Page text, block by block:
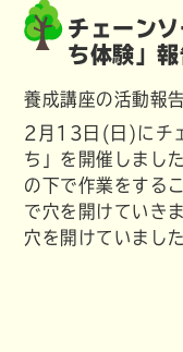
チェーン
ち体験」
養成講座の活動報告
2月13日(日)にチ
ち」を開催しまし
の下で作業をする
で穴を開けていき
穴を開けていまし